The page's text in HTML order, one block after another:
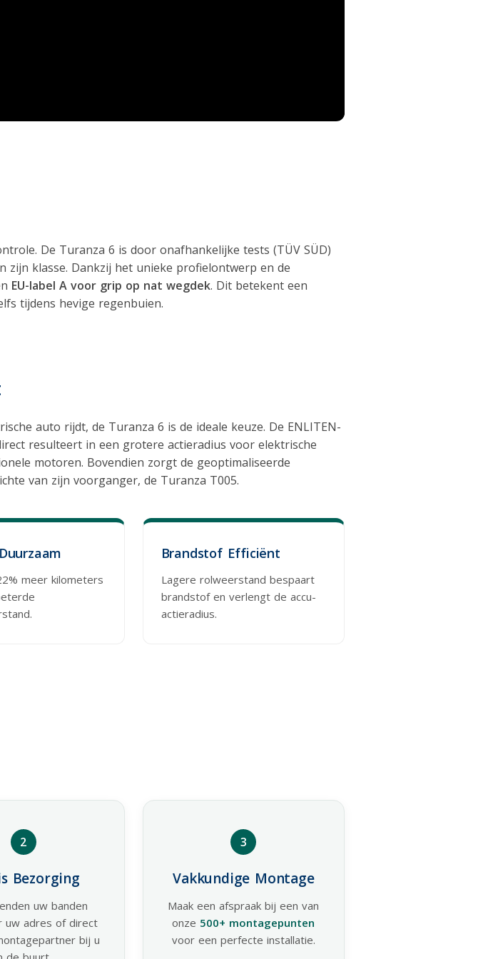
De Turanza 6 is door onafhankelijke tests (TÜV SÜD)
klasse. Dankzij het unieke profielontwerp en de
EU-label A voor grip op nat wegdek. Dit betekent een
tijdens hevige regenbuien.
auto rijdt, de Turanza 6 is de ideale keuze. De ENLITEN-
resulteert in een grotere actieradius voor elektrische
motoren. Bovendien zorgt de geoptimaliseerde
van zijn voorganger, de Turanza T005.
meer kilometers
Brandstof Efficiënt
Lagere rolweerstand bespaart
brandstof en verlengt de accu-
actieradius.
2
Bezorging
uw banden
uw adres of direct
bij u
3
Vakkundige Montage
Maak een afspraak bij een van
onze 500+ montagepunten
voor een perfecte installatie.